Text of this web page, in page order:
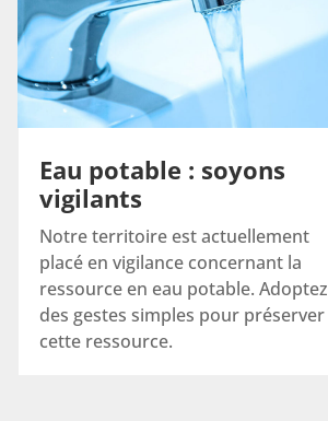
Eau potable : soyons
vigilants
Notre territoire est actuellement
placé en vigilance concernant la
ressource en eau potable. Adoptez
des gestes simples pour préserver
cette ressource.